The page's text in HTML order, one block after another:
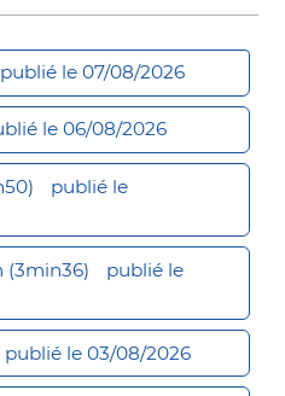
publié le 07/08/2026
le 06/08/2026
publié le
(3min36)
publié le
publié le 03/08/2026